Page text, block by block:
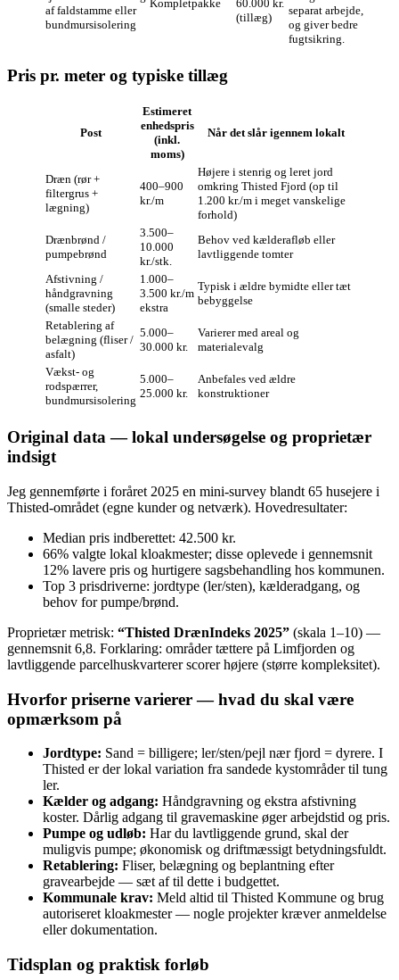
af faldstamme eller
bundmursisolering
Kompletpakke
60.000 kr.
(tillæg)
separat arbejde,
og giver bedre
fugtsikring.
Pris pr. meter og typiske tillæg
Post
Estimeret
enhedspris
(inkl.
moms)
Når det slår igennem lokalt
Dræn (rør +
filtergrus +
lægning)
400–900
kr./m
Højere i stenrig og leret jord
omkring Thisted Fjord (op til
1.200 kr./m i meget vanskelige
forhold)
Drænbrønd /
pumpebrønd
3.500–
10.000
kr./stk.
Behov ved kælderafløb eller
lavtliggende tomter
Afstivning /
håndgravning
(smalle steder)
1.000–
3.500 kr./m
ekstra
Typisk i ældre bymidte eller tæt
bebyggelse
Retablering af
belægning (fliser /
asfalt)
5.000–
30.000 kr.
Varierer med areal og
materialevalg
Vækst- og
rodspærrer,
bundmursisolering
5.000–
25.000 kr.
Anbefales ved ældre
konstruktioner
Original data — lokal undersøgelse og proprietær
indsigt
Jeg gennemførte i foråret 2025 en mini‑survey blandt 65 husejere i
Thisted-området (egne kunder og netværk). Hovedresultater:
Median pris indberettet: 42.500 kr.
66% valgte lokal kloakmester; disse oplevede i gennemsnit
12% lavere pris og hurtigere sagsbehandling hos kommunen.
Top 3 prisdriverne: jordtype (ler/sten), kælderadgang, og
behov for pumpe/brønd.
Proprietær metrisk: “Thisted DrænIndeks 2025” (skala 1–10) —
gennemsnit 6,8. Forklaring: områder tættere på Limfjorden og
lavtliggende parcelhuskvarterer scorer højere (større kompleksitet).
Hvorfor priserne varierer — hvad du skal være
opmærksom på
Jordtype: Sand = billigere; ler/sten/pejl nær fjord = dyrere. I
Thisted er der lokal variation fra sandede kystområder til tung
ler.
Kælder og adgang: Håndgravning og ekstra afstivning
koster. Dårlig adgang til gravemaskine øger arbejdstid og pris.
Pumpe og udløb: Har du lavtliggende grund, skal der
muligvis pumpe; økonomisk og driftmæssigt betydningsfuldt.
Retablering: Fliser, belægning og beplantning efter
gravearbejde — sæt af til dette i budgettet.
Kommunale krav: Meld altid til Thisted Kommune og brug
autoriseret kloakmester — nogle projekter kræver anmeldelse
eller dokumentation.
Tidsplan og praktisk forløb